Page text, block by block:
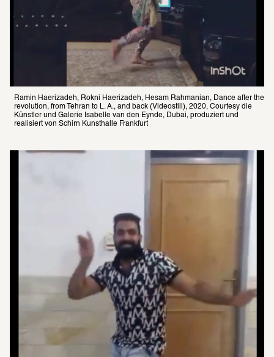
Ramin Haerizadeh, Rokni Haerizadeh, Hesam Rahmanian, Dance after the
revo­lu­tion, from Tehran to L. A., and back (Videostill), 2020, Courtesy die
Künstler und Galerie Isabelle van den Eynde, Dubai, produziert und
realisiert von Schirn Kunsthalle Frankfurt